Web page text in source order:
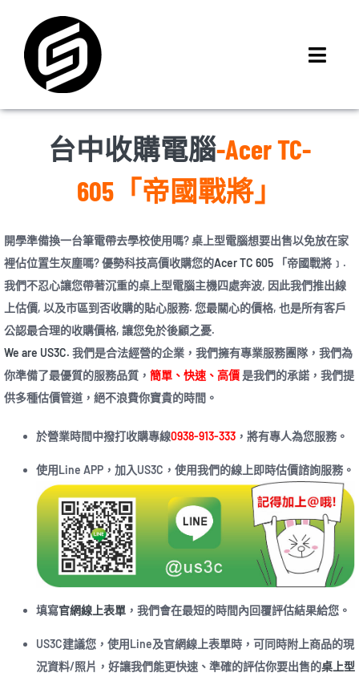
content
門市據點
iMCheck APP
iPhone 回收價
MSI 舊換新
最新資訊
台中收購電腦-Acer TC-
605「帝國戰將」
開學準備換一台筆電帶去學校使用嗎? 桌上型電腦想要出售以免放在家
裡佔位置生灰塵嗎? 優勢科技高價收購您的Acer TC 605 「帝國戰將﹞.
我們不忍心讓您帶著沉重的桌上型電腦主機四處奔波, 因此我們推出線
上估價, 以及市區到否收購的貼心服務. 您最關心的價格, 也是所有客戶
公認最合理的收購價格, 讓您免於後顧之憂.
We are US3C. 我們是合法經營的企業，我們擁有專業服務團隊，我們為
你準備了最優質的服務品質， 簡單、快速、高價是我們的承諾，我們提
供多種估價管道，絕不浪費你寶貴的時間。
於營業時間中撥打收購專線0938-913-333 ，將有專人為您服務。
使用Line APP，加入US3C，使用我們的線上即時估價諮詢服務。
填寫官網線上表單 ，我們會在最短的時間內回覆評估結果給您。
US3C建議您，使用Line及官網線上表單時，可同時附上商品的現
況資料/照片，好讓我們能更快速、準確的評估你要出售的桌上型